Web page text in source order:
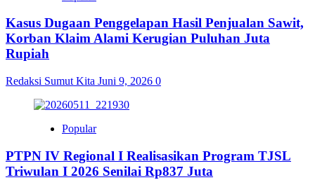
Kasus Dugaan Penggelapan Hasil Penjualan Sawit,
Korban Klaim Alami Kerugian Puluhan Juta
Rupiah
Redaksi Sumut Kita Juni 9, 2026 0
Popular
PTPN IV Regional I Realisasikan Program TJSL
Triwulan I 2026 Senilai Rp837 Juta